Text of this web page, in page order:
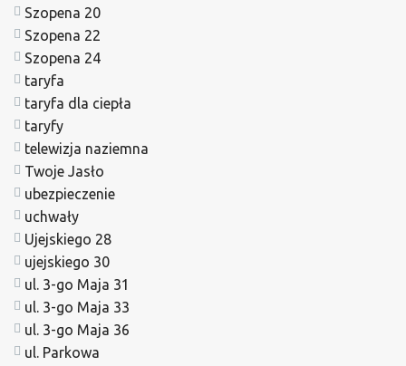
Szopena 20
Szopena 22
Szopena 24
taryfa
taryfa dla ciepła
taryfy
telewizja naziemna
Twoje Jasło
ubezpieczenie
uchwały
Ujejskiego 28
ujejskiego 30
ul. 3-go Maja 31
ul. 3-go Maja 33
ul. 3-go Maja 36
ul. Parkowa